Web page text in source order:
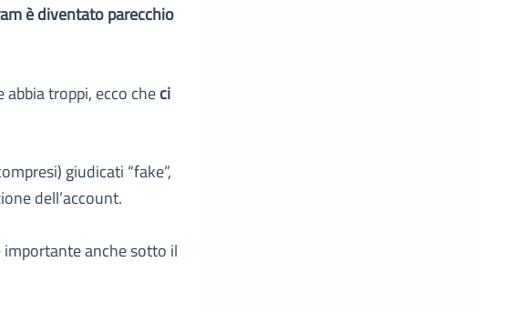
è diventato parecchio
troppi, ecco checi
giudicati “fake”,
dell’account.
anche sotto il